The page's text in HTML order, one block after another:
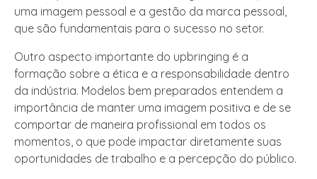
uma imagem pessoal e a gestão da marca pessoal,
que são fundamentais para o sucesso no setor.
Outro aspecto importante do upbringing é a
formação sobre a ética e a responsabilidade dentro
da indústria. Modelos bem preparados entendem a
importância de manter uma imagem positiva e de se
comportar de maneira profissional em todos os
momentos, o que pode impactar diretamente suas
oportunidades de trabalho e a percepção do público.